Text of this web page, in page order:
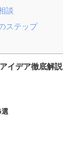
談
ステップ
イデア徹底解説